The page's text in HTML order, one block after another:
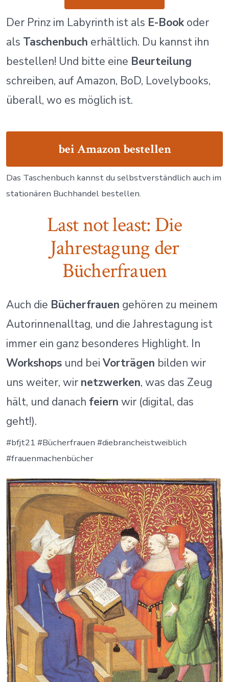
Der Prinz im Labyrinth ist als E-Bookoder
als Taschenbuch erhältlich. Du kannst ihn
bestellen! Und bitte eine Beurteilung
schreiben, auf Amazon, BoD, Lovelybooks,
überall, wo es möglich ist.
bei Amazon bestellen
Das Taschenbuch kannst du selbstverständlich auch im
stationären Buchhandel bestellen.
Last not least: Die
Jahrestagung der
Bücherfrauen
Auch die Bücherfrauen gehören zu meinem
Autorinnenalltag, und die Jahrestagung ist
immer ein ganz besonderes Highlight. In
Workshopsund bei Vorträgen bilden wir
uns weiter, wir netzwerken, was das Zeug
hält, und danach feiern wir (digital, das
geht!).
#bfjt21 #Bücherfrauen #diebrancheistweiblich
#frauenmachenbücher